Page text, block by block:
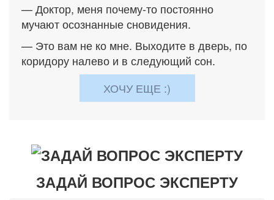
— Доктор, меня почему-то постоянно
мучают осознанные сновидения.
— Это вам не ко мне. Выходите в дверь, по
коридору налево и в следующий сон.
ХОЧУ ЕЩЕ :)
ЗАДАЙ ВОПРОС ЭКСПЕРТУ